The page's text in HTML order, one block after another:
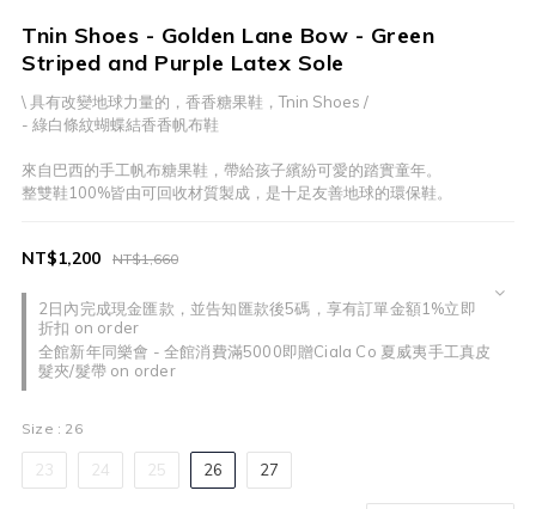
Tnin Shoes - Golden Lane Bow - Green
Striped and Purple Latex Sole
\ 具有改變地球力量的，香香糖果鞋，Tnin Shoes /
- 綠白條紋蝴蝶結香香帆布鞋
來自巴西的手工帆布糖果鞋，帶給孩子繽紛可愛的踏實童年。
整雙鞋100%皆由可回收材質製成，是十足友善地球的環保鞋。
2日內完成現金匯款，並告知匯款後5碼，享有訂單金額1%立即
折扣 on order
全館新年同樂會 - 全館消費滿5000即贈Ciala Co 夏威夷手工真皮
髮夾/髮帶 on order
NT$1,660
NT$1,200
Size : 26
23 24 25 26 27